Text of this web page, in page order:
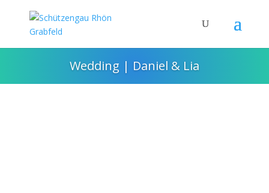
Wedding | Daniel & Lia